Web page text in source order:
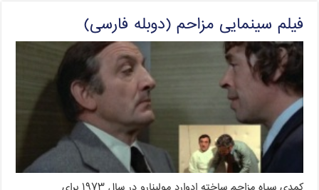
فیلم سینمایی مزاحم (دوبله فارسی)